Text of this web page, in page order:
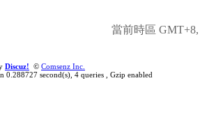
當前時區 GMT+8,
Discuz! © Comsenz Inc.
0.288727 second(s), 4 queries , Gzip enabled